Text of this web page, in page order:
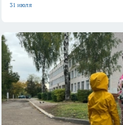
31 июля